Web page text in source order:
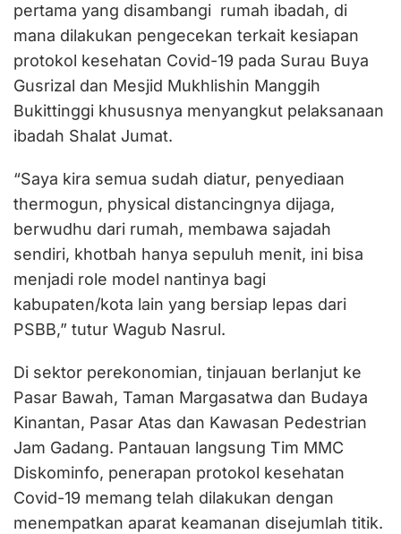
pertama yang disambangi rumah ibadah, di
mana dilakukan pengecekan terkait kesiapan
protokol kesehatan Covid-19 pada Surau Buya
Gusrizal dan Mesjid Mukhlishin Manggih
Bukittinggi khususnya menyangkut pelaksanaan
ibadah Shalat Jumat.
“Saya kira semua sudah diatur, penyediaan
thermogun, physical distancingnya dijaga,
berwudhu dari rumah, membawa sajadah
sendiri, khotbah hanya sepuluh menit, ini bisa
menjadi role model nantinya bagi
kabupaten/kota lain yang bersiap lepas dari
PSBB,” tutur Wagub Nasrul.
Di sektor perekonomian, tinjauan berlanjut ke
Pasar Bawah, Taman Margasatwa dan Budaya
Kinantan, Pasar Atas dan Kawasan Pedestrian
Jam Gadang. Pantauan langsung Tim MMC
Diskominfo, penerapan protokol kesehatan
Covid-19 memang telah dilakukan dengan
menempatkan aparat keamanan disejumlah titik.